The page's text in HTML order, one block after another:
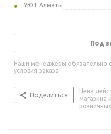
УЮТ Алматы
Под
Наши менеджеры обязательно
условия заказа
Поделиться
Цена
магазина